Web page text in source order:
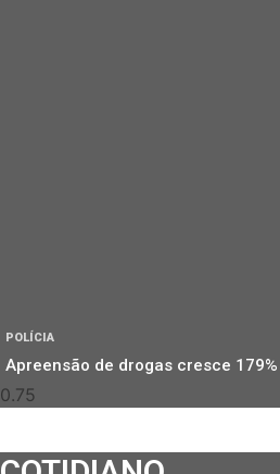
POLÍCIA
Apreensão de drogas cresce